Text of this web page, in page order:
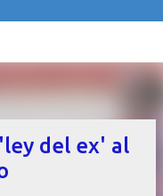
del ex' al